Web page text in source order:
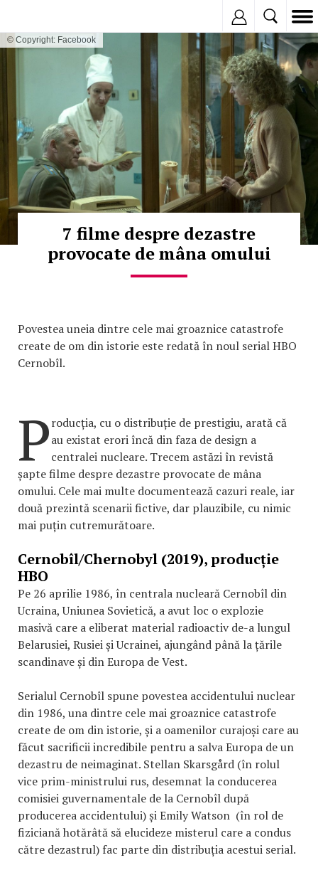
© Copyright: Facebook
7 filme despre dezastre
provocate de mâna omului
Povestea uneia dintre cele mai groaznice catastrofe
create de om din istorie este redată în noul serial HBO
Cernobîl.
Producția, cu o distribuție de prestigiu, arată că
au existat erori încă din faza de design a
centralei nucleare. Trecem astăzi în revistă
șapte filme despre dezastre provocate de mâna
omului. Cele mai multe documentează cazuri reale, iar
două prezintă scenarii fictive, dar plauzibile, cu nimic
mai puțin cutremurătoare.
Cernobîl/Chernobyl (2019), producție
HBO
Pe 26 aprilie 1986, în centrala nucleară Cernobîl din
Ucraina, Uniunea Sovietică, a avut loc o explozie
masivă care a eliberat material radioactiv de-a lungul
Belarusiei, Rusiei și Ucrainei, ajungând până la țările
scandinave și din Europa de Vest.
Serialul Cernobîl spune povestea accidentului nuclear
din 1986, una dintre cele mai groaznice catastrofe
create de om din istorie, și a oamenilor curajoși care au
făcut sacrificii incredibile pentru a salva Europa de un
dezastru de neimaginat. Stellan Skarsgård (în rolul
vice prim-ministrului rus, desemnat la conducerea
comisiei guvernamentale de la Cernobîl după
producerea accidentului) și Emily Watson (în rol de
fiziciană hotărâtă să elucideze misterul care a condus
către dezastrul) fac parte din distribuția acestui serial.